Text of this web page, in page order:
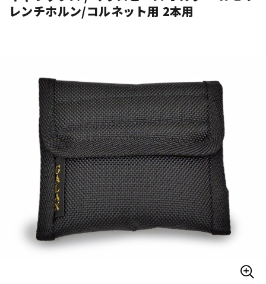
ドラム パーカッション
キーボード 電子ピアノ
管楽器 その他楽器
アンプ エフェクター
レンチホルン/コルネット用 2本用